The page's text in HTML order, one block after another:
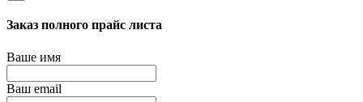
Заказ полного прайс листа
Ваше имя
Ваш email